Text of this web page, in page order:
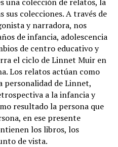
sus colecciones. A través de
y narradora, nos
de infancia, adolescencia
de centro educativo y
el ciclo de Linnet Muir en
Los relatos actúan como
personalidad de Linnet,
a la infancia y
resultado la persona que
en ese presente
los libros, los
de vista.